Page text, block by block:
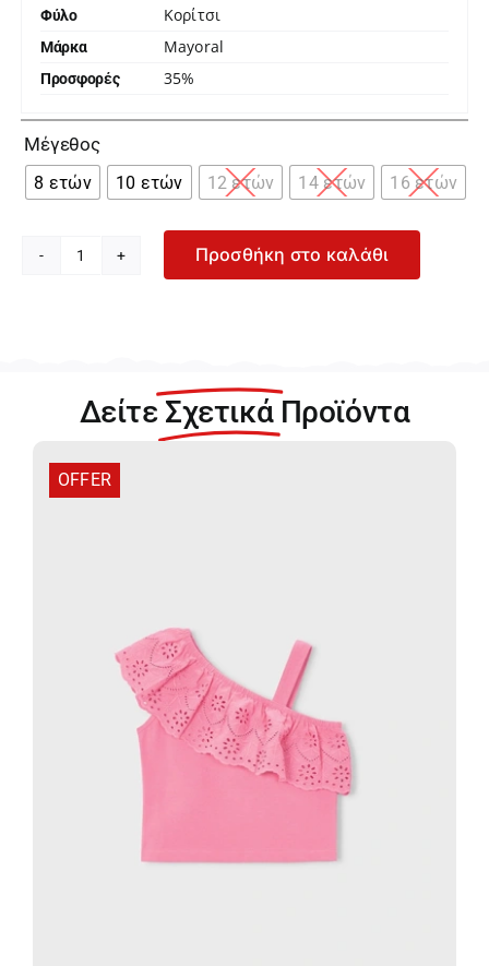
Φύλο Κορίτσι
Μάρκα Mayoral
Προσφορές 35%
Μέγεθος
8 ετών 10 ετών 12 ετών 14 ετών 16 ετών
Mayoral
07310-
ποσότητα
Προσθήκη στο καλάθι
Δείτε Σχετικά Προϊόντα
OFFER